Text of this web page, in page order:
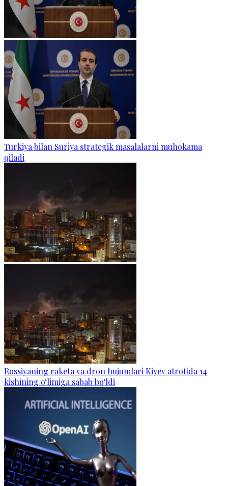
Turkiya bilan Suriya strategik masalalarni muhokama
qiladi
Rossiyaning raketa va dron hujumlari Kiyev atrofida 14
kishining o‘limiga sabab bo‘ldi